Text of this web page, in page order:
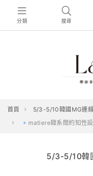
分類 搜尋
首頁
5/3-5/10韓國MG連
🔹matiere韓系簡約知性
5/3-5/10韓